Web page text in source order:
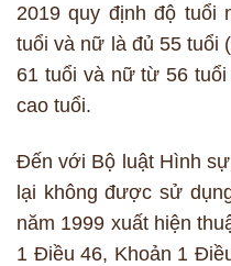
2019 quy định độ tuổi
tuổi và nữ là đủ 55 tuổi
61 tuổi và nữ từ 56
cao tuổi.
Đến với Bộ luật Hình
lại không được sử
năm 1999 xuất hiện
1 Điều 46, Khoản 1